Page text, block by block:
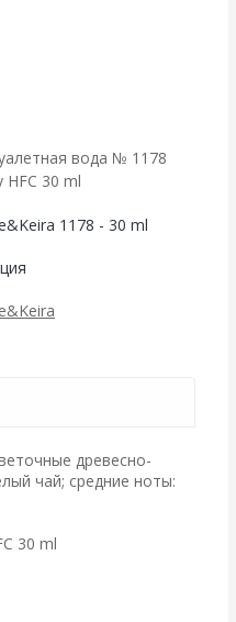
вода № 1178
HFC 30 ml
1178 - 30 ml
древесно-
чай; средние ноты:
30 ml